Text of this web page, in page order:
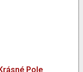
Pole